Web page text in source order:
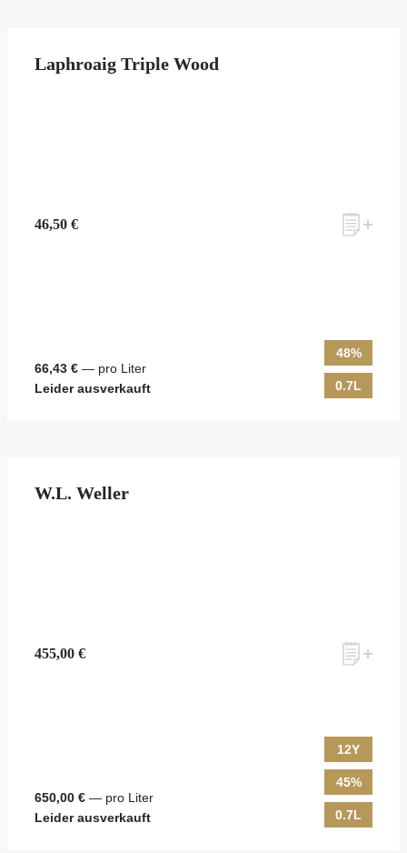
Laphroaig Triple Wood
46,50 €
66,43 € — pro Liter
Leider ausverkauft
48%
0.7L
W.L. Weller
455,00 €
650,00 € — pro Liter
Leider ausverkauft
12Y
45%
0.7L